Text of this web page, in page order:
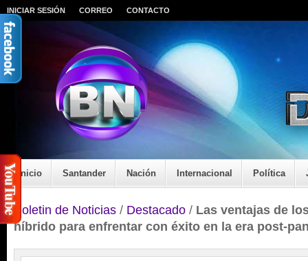
INICIAR SESIÓN CORREO CONTACTO
Inicio Santander Nación Internacional Política
Boletin de Noticias / Destacado / Las ventajas de
híbrido para enfrentar con éxito en la era post-